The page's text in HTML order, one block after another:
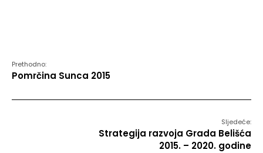
Prethodno:
Pomrčina Sunca 2015
Sljedeće:
Strategija razvoja Grada Belišća
2015. – 2020. godine